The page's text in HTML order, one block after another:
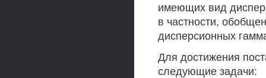
имеющих вид
в частности,
дисперсионных
Для достижения
следующие задачи: